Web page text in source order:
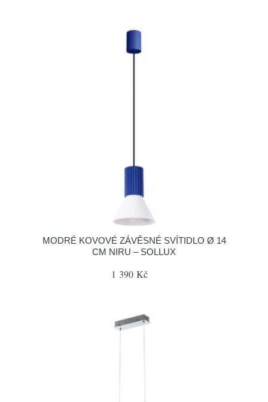
MODRÉ KOVOVÉ ZÁVĚSNÉ SVÍTIDLO Ø 14
CM NIRU – SOLLUX
1 390 Kč